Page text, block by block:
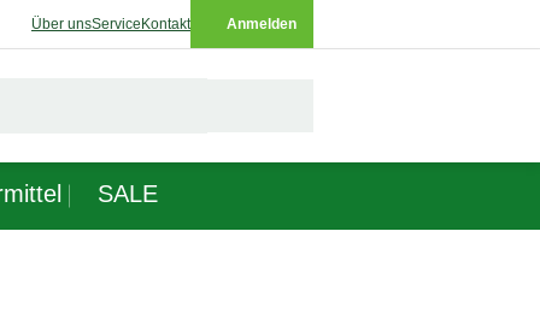
Über unsService Kontakt Anmelden
SALE